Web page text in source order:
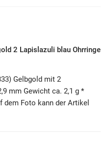
2 Lapislazuli blau Ohrringe
Gelbgold mit 2
mm Gewicht ca. 2,1 g *
dem Foto kann der Artikel